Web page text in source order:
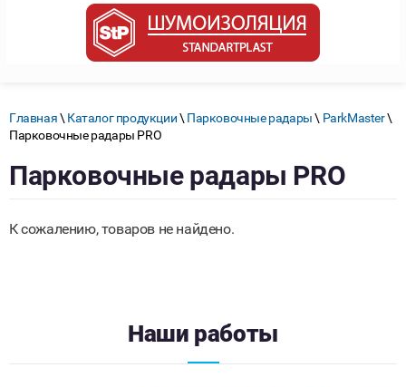
Главная\ Каталог продукции\ Парковочные радары\ ParkMaster\
Парковочные радары PRO
Парковочные радары PRO
К сожалению, товаров не найдено.
Наши работы